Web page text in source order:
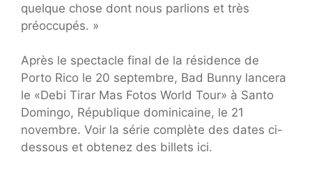
quelque chose dont nous parlions et très
préoccupés. »
Après le spectacle final de la résidence de
Porto Rico le 20 septembre, Bad Bunny lancera
le «Debi Tirar Mas Fotos World Tour» à Santo
Domingo, République dominicaine, le 21
novembre. Voir la série complète des dates ci-
dessous et obtenez des billets ici.